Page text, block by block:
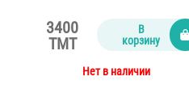
3400
TMT
В
корзину
Нет в наличии